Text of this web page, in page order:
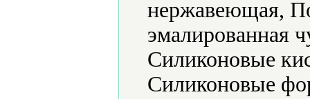
нержавеющая,
эмалированная
Силиконовые
Силиконовые